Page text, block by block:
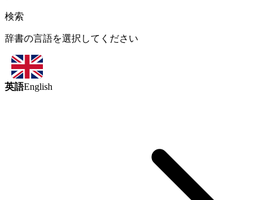
検索
辞書の言語を選択してください
英語English